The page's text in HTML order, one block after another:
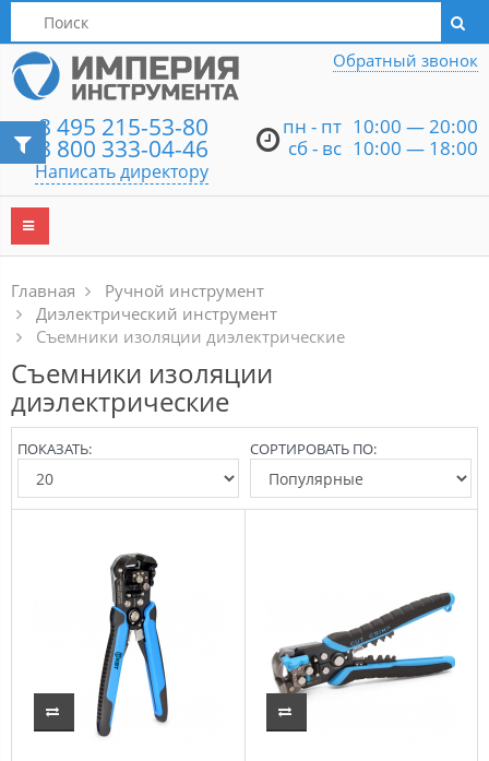
Написать директору
8 495 215-53-80
8 800 333-04-46
Написать директору
пн - пт 10:00 — 20:00
сб - вс 10:00 — 18:00
Обратный звонок
Главная
Ручной инструмент
Диэлектрический инструмент
Съемники изоляции диэлектрические
Съемники изоляции
диэлектрические
СОРТИРОВАТЬ ПО:
ПОКАЗАТЬ: